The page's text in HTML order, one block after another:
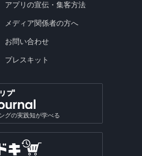
アプリの宣伝・集客方法
メディア関係者の方へ
お問い合わせ
プレスキット
グの実践知が学べる